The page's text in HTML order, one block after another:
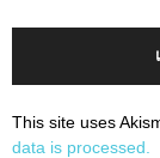
This site uses
data is processed.